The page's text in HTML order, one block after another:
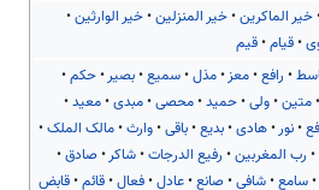
خیر الماکرین خیر المنزلین خیر الوارثین
قیام قیم
رافع معز مذل سمیع بصیر حکم
متین ولی حمید محصی مبدی معید
نور هادی بدیع باقی وارث مالک الملک
رب المغربین رفیع الدرجات شاکر صادق
سامع شافی صانع عادل فعال قائم قابض